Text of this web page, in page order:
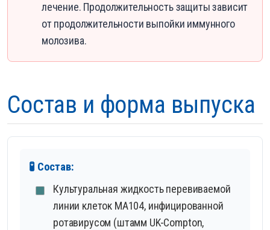
лечение. Продолжительность защиты зависит
от продолжительности выпойки иммунного
молозива.
Состав и форма выпуска
🧪 Состав:
Культуральная жидкость перевиваемой
линии клеток МА104, инфицированной
ротавирусом (штамм UK-Compton,